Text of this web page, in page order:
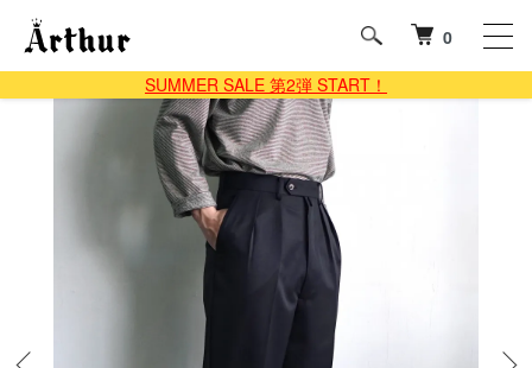
0
SUMMER SALE 第2弾 START！